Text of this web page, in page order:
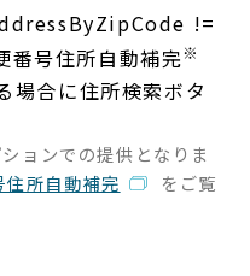
!=
号住所自動補完※
場合に住所検索ボタ
ョンでの提供となりま
所自動補完
をご覧